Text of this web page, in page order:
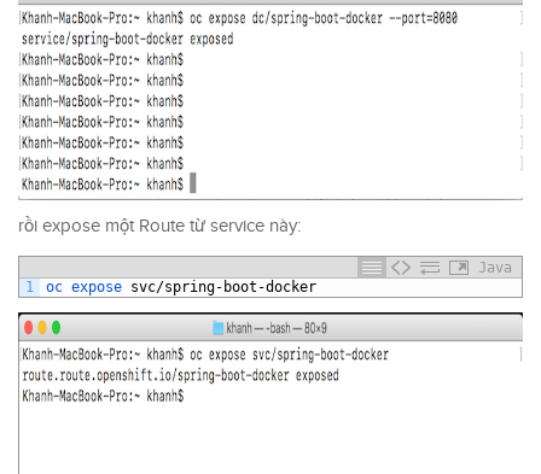
rồi expose một Route từ service này:
Java
1
oc expose svc/spring- boot -docker